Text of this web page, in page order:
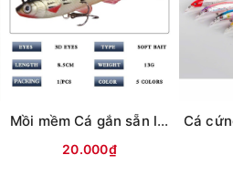
Mồi mềm Cá gắn sẵn lưỡi (8.5cm-13g) Vỏ trong
20.000₫